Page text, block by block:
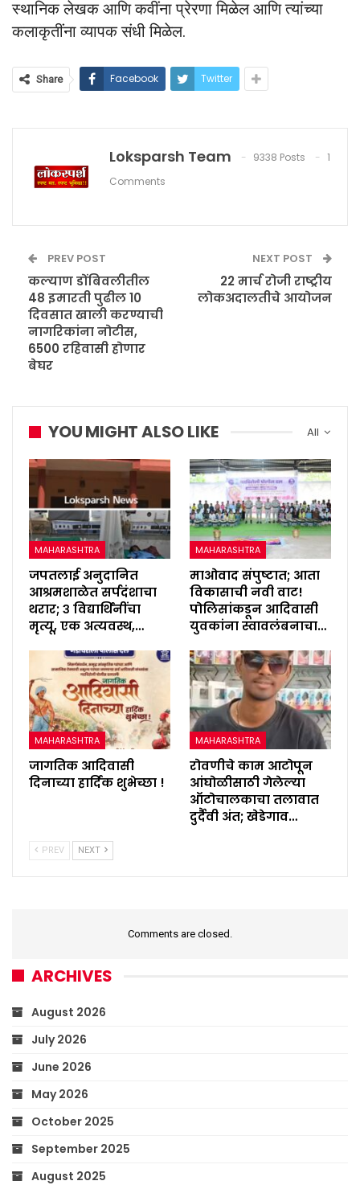
स्थानिक लेखक आणि कवींना प्रेरणा मिळेल आणि त्यांच्या
कलाकृतींना व्यापक संधी मिळेल.
Share Facebook Twitter
Loksparsh Team 9338 Posts
1
Comments
PREV POST
कल्याण डोंबिवलीतील
48 इमारती पुढील 10
दिवसात खाली करण्याची
नागरिकांना नोटीस,
6500 रहिवासी होणार
बेघर
NEXT POST
22 मार्च रोजी राष्ट्रीय
लोकअदालतीचे आयोजन
All
YOU MIGHT ALSO LIKE
MAHARASHTRA
जपतलाई अनुदानित
आश्रमशाळेत सर्पदंशाचा
थरार; ३ विद्यार्थिनींचा
मृत्यू, एक अत्यवस्थ,…
MAHARASHTRA
माओवाद संपुष्टात; आता
विकासाची नवी वाट!
पोलिसांकडून आदिवासी
युवकांना स्वावलंबनाचा…
MAHARASHTRA
जागतिक आदिवासी
दिनाच्या हार्दिक शुभेच्छा !
MAHARASHTRA
रोवणीचे काम आटोपून
आंघोळीसाठी गेलेल्या
ऑटोचालकाचा तलावात
दुर्दैवी अंत; खेडेगाव…
PREV NEXT
Comments are closed.
ARCHIVES
August 2026
July 2026
June 2026
May 2026
October 2025
September 2025
August 2025